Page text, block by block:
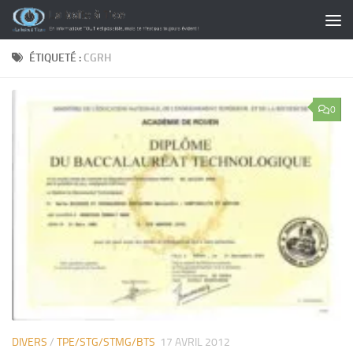
Skip to content
ÉTIQUETÉ : CGRH
0
DIVERS / TPE/STG/STMG/BTS 17 AVRIL 2012